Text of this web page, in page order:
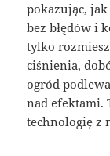
pokazując,
bez błędów i
tylko
ciśnienia,
ogród
nad efektami.
technologię z